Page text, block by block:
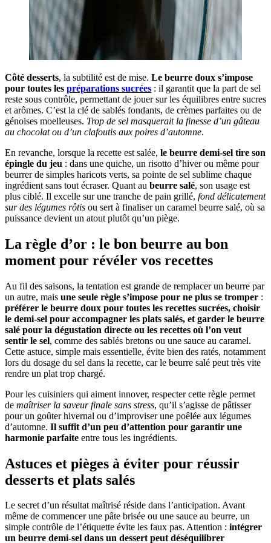
Côté desserts, la subtilité est de mise. Le beurre doux s’impose
pour toutes les préparations sucrées : il garantit que la part de sel
reste sous contrôle, permettant de jouer sur les équilibres entre sucres
et arômes. C’est la clé de sablés fondants, de crèmes parfaites ou de
génoises moelleuses. Trop de sel masquerait la finesse d’un gâteau
au chocolat ou d’un clafoutis aux poires d’automne.
En revanche, lorsque la recette est salée, le beurre demi-sel tire son
épingle du jeu : dans une quiche, un risotto d’hiver ou même pour
beurrer de simples haricots verts, sa pointe de sel sublime chaque
ingrédient sans tout écraser. Quant au beurre salé, son usage est
plus ciblé. Il excelle sur une tranche de pain grillé, fond délicatement
sur des légumes rôtis ou sert à finaliser un caramel beurre salé, où sa
puissance devient un atout plutôt qu’un piège.
La règle d’or : le bon beurre au bon
moment pour révéler vos recettes
Au fil des saisons, la tentation est grande de remplacer un beurre par
un autre, mais une seule règle s’impose pour ne plus se tromper :
préférer le beurre doux pour toutes les recettes sucrées, choisir
le demi-sel pour accompagner les plats salés, et garder le beurre
salé pour la dégustation directe ou les recettes où l’on veut
sentir le sel, comme des sablés bretons ou une sauce au caramel.
Cette astuce, simple mais essentielle, évite bien des ratés, notamment
lors du dosage du sel dans la recette, car le beurre salé peut très vite
rendre un plat trop chargé.
Pour les cuisiniers qui aiment innover, respecter cette règle permet
de maîtriser la saveur finale sans stress, qu’il s’agisse de pâtisser
pour un goûter hivernal ou d’improviser une poêlée aux légumes
d’automne. Il suffit d’un peu d’attention pour garantir une
harmonie parfaite entre tous les ingrédients.
Astuces et pièges à éviter pour réussir
desserts et plats salés
Le secret d’un résultat maîtrisé réside dans l’anticipation. Avant
même de commencer une pâte brisée ou une sauce au beurre, un
simple contrôle de l’étiquette évite les faux pas. Attention : intégrer
un beurre demi-sel dans un dessert peut déséquilibrer